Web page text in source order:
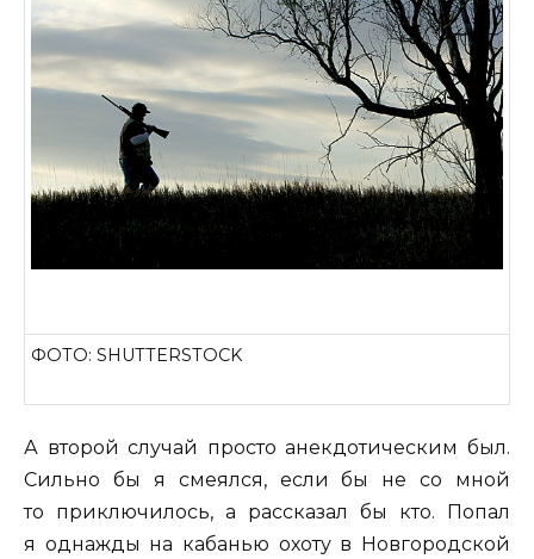
ФОТО: SHUTTERSTOCK
А второй случай просто анекдотическим был.
Сильно бы я смеялся, если бы не со мной
то приключилось, а рассказал бы кто. Попал
я однажды на кабанью охоту в Новгородской